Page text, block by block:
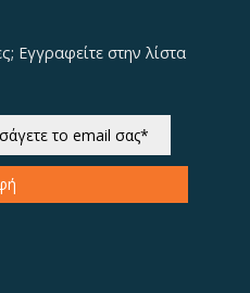
Εγγραφείτε στην λίστα